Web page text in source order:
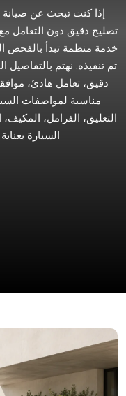
إذا كنت تبحث عن صيانة
تصليح دقيق دون التعامل
خدمة منظمة تبدأ بالفحص
تم تنفيذه. نهتم
دقيق، تعامل هادئ،
مناسبة لمواصفات
التعليق، الفرامل، المكيف،
السيارة